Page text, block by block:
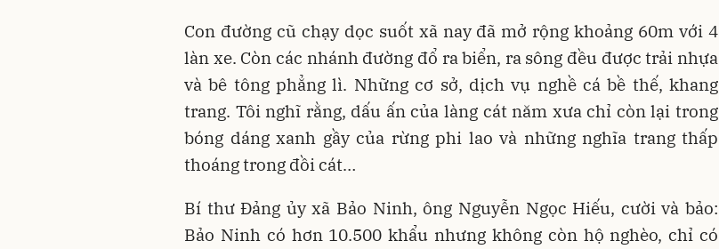
Con đường cũ chạy dọc suốt xã nay đã mở rộng khoảng 60m với 4
làn xe. Còn các nhánh đường đổ ra biển, ra sông đều được trải nhựa
và bê tông phẳng lì. Những cơ sở, dịch vụ nghề cá bề thế, khang
trang. Tôi nghĩ rằng, dấu ấn của làng cát năm xưa chỉ còn lại trong
bóng dáng xanh gầy của rừng phi lao và những nghĩa trang thấp
thoáng trong đồi cát…
Bí thư Đảng ủy xã Bảo Ninh, ông Nguyễn Ngọc Hiếu, cười và bảo:
Bảo Ninh có hơn 10.500 khẩu nhưng không còn hộ nghèo, chỉ có